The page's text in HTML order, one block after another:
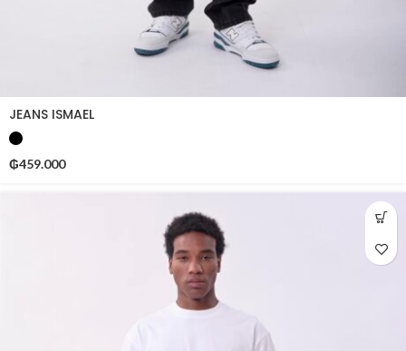
JEANS ISMAEL
₲459.000